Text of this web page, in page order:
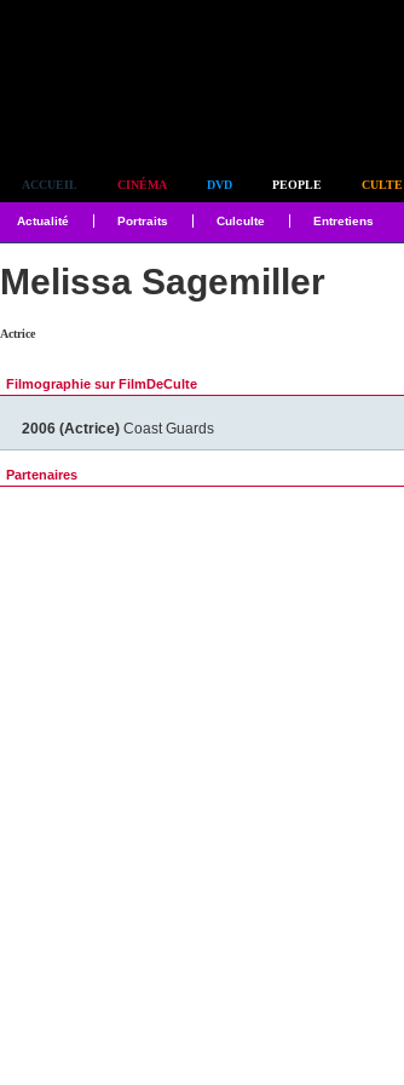
ACCUEIL CINÉMA DVD PEOPLE CULTE
Actualité Portraits Culculte Entretiens
Melissa Sagemiller
Actrice
Filmographie sur FilmDeCulte
2006 (Actrice) Coast Guards
Partenaires